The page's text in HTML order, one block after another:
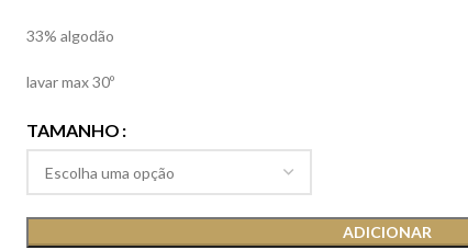
33% algodão
lavar max 30º
TAMANHO
ADICIONAR